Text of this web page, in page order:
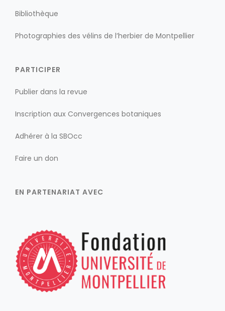
Bibliothèque
Photographies des vélins de l’herbier de Montpellier
PARTICIPER
Publier dans la revue
Inscription aux Convergences botaniques
Adhérer à la SBOcc
Faire un don
EN PARTENARIAT AVEC